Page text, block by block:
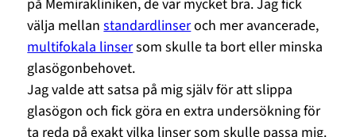
på Memirakliniken, de var mycket bra. Jag fick
välja mellanstandardlinseroch mer avancerade,
multifokala linsersom skulle ta bort eller minska
glasögonbehovet.
Jag valde att satsa på mig själv för att slippa
glasögon och fick göra en extra undersökning för
ta reda på exakt vilka linser som skulle passa mig.